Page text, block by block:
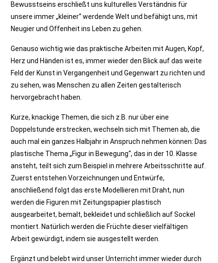
Bewusstseins erschließt uns kulturelles Verständnis für
unsere immer „kleiner“ werdende Welt und befähigt uns, mit
Neugier und Offenheit ins Leben zu gehen.
Genauso wichtig wie das praktische Arbeiten mit Augen, Kopf,
Herz und Händen ist es, immer wieder den Blick auf das weite
Feld der Kunst in Vergangenheit und Gegenwart zu richten und
zu sehen, was Menschen zu allen Zeiten gestalterisch
hervorgebracht haben.
Kurze, knackige Themen, die sich z.B. nur über eine
Doppelstunde erstrecken, wechseln sich mit Themen ab, die
auch mal ein ganzes Halbjahr in Anspruch nehmen können: Das
plastische Thema „Figur in Bewegung“, das in der 10. Klasse
ansteht, teilt sich zum Beispiel in mehrere Arbeitsschritte auf.
Zuerst entstehen Vorzeichnungen und Entwürfe,
anschließend folgt das erste Modellieren mit Draht, nun
werden die Figuren mit Zeitungspapier plastisch
ausgearbeitet, bemalt, bekleidet und schließlich auf Sockel
montiert. Natürlich werden die Früchte dieser vielfältigen
Arbeit gewürdigt, indem sie ausgestellt werden.
Ergänzt und belebt wird unser Unterricht immer wieder durch